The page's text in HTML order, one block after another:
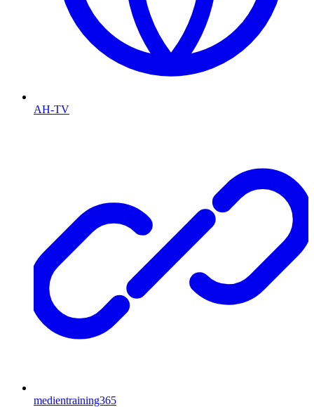
AH-TV
medientraining365